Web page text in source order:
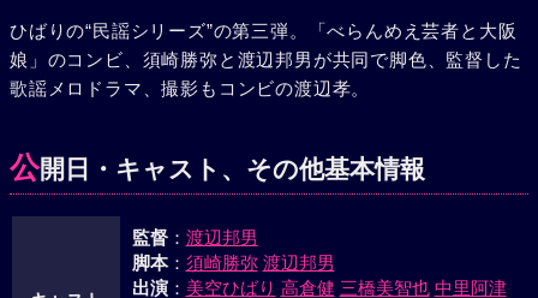
みたちはさらに灯籠祭に賑わう山鹿温泉へ向った。薩摩荘の
特集記事に失敗した修平も山鹿に来ていた。群衆の中で信太
郎を囲んで四人は無事を喜び合った。そして信太郎は薩摩荘
ることになった。おはら祭の中を進む花電車の上に、唄うゆ
めみと信太郎、そして咲子、修平の姿が見られた。やがて唄
ひばりの“民謡シリーズ”の第三弾。「べらんめえ芸者と大阪
娘」のコンビ、須崎勝弥と渡辺邦男が共同で脚色、監督した
歌謡メロドラマ、撮影もコンビの渡辺孝。
公開日・キャスト、その他基本情報
監督： 渡辺邦男
脚本： 須崎勝弥 渡辺邦男
出演： 美空ひばり 高倉健 三橋美智也 中里阿津